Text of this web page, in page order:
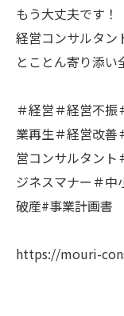
もう大丈夫です！
経営コンサルタン
とことん寄り添い
＃経営＃経営不
業再生＃経営改善
営コンサルタント
ジネスマナー＃中
破産#事業計画書
https://mouri-